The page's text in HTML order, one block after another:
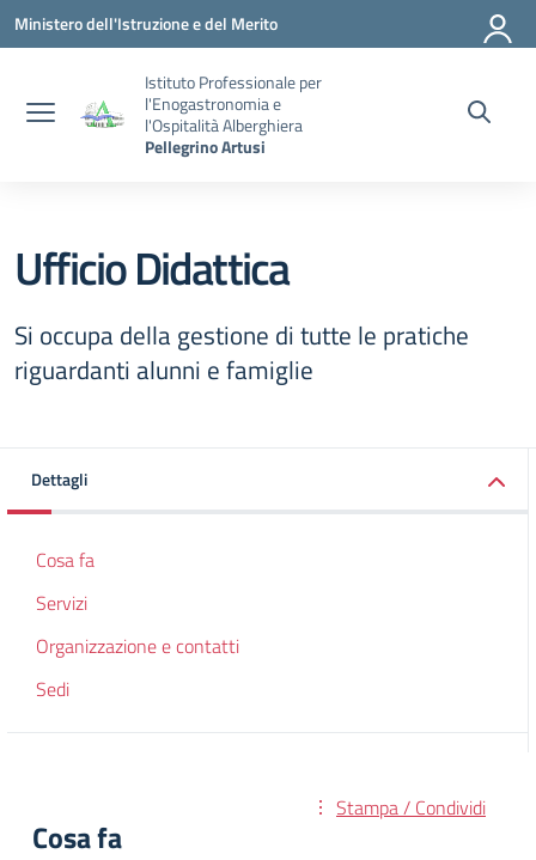
Vai ai contenuti
Vai al menu di navigazione
Vai al footer
Ministero dell'Istruzione e del Merito
Istituto Professionale per
l'Enogastronomia e
l'Ospitalità Alberghiera
Pellegrino Artusi
Ufficio Didattica
Si occupa della gestione di tutte le pratiche
riguardanti alunni e famiglie
Dettagli
Cosa fa
Servizi
Organizzazione e contatti
Sedi
Stampa / Condividi
Cosa fa